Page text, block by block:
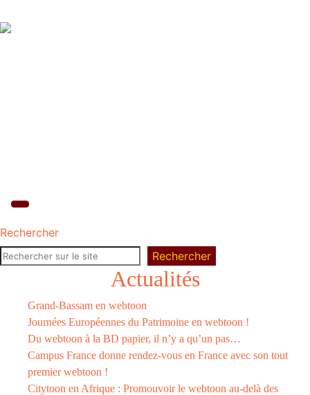
Rechercher
Rechercher
Actualités
Grand-Bassam en webtoon
Journées Européennes du Patrimoine en webtoon !
Du webtoon à la BD papier, il n’y a qu’un pas…
Campus France donne rendez-vous en France avec son tout
premier webtoon !
Citytoon en Afrique : Promouvoir le webtoon au-delà des